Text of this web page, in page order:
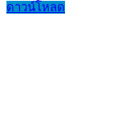
ดาวน์โหลด